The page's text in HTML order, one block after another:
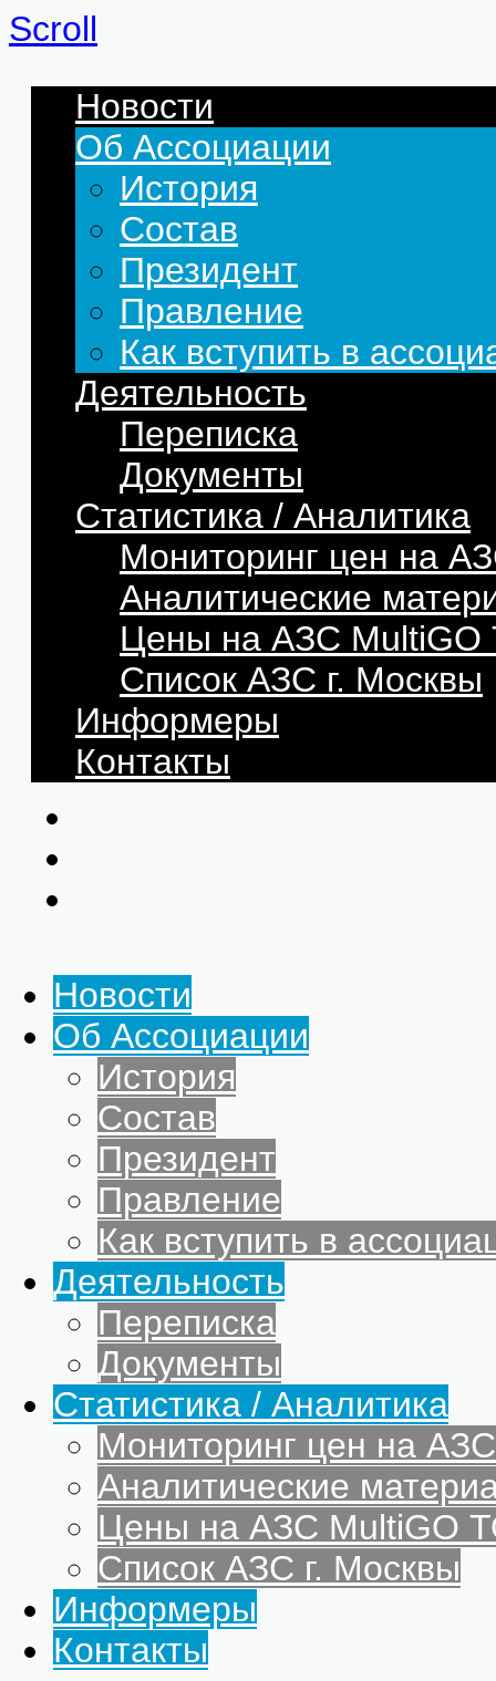
Scroll
Новости
Об Ассоциации
История
Состав
Президент
Правление
Как вступить в
Деятельность
Переписка
Документы
Статистика / Аналитика
Мониторинг цен на
Аналитические
Цены на АЗС
Список АЗС г. Москвы
Информеры
Контакты
Новости
Об Ассоциации
История
Состав
Президент
Правление
Как вступить в
Деятельность
Переписка
Документы
Статистика / Аналитика
Мониторинг цен на
Аналитические
Цены на АЗС MultiGO
Список АЗС г. Москвы
Информеры
Контакты